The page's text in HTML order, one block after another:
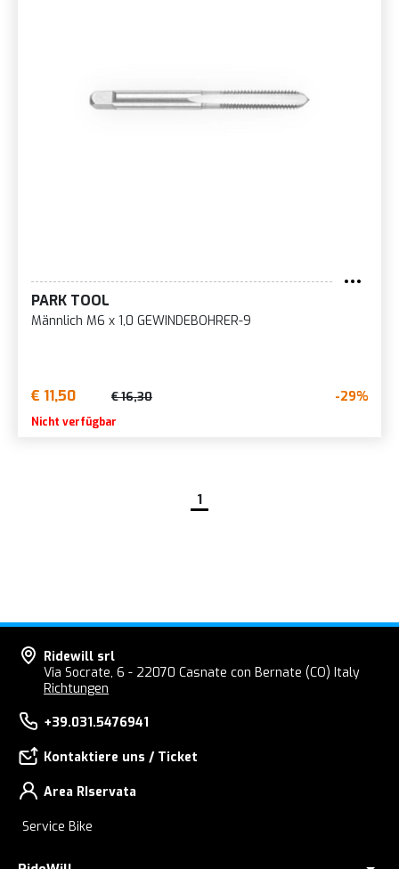
PARK TOOL
Männlich M6 x 1,0 GEWINDEBOHRER-9
€ 11,50 € 16,30 -29%
Nicht verfügbar
1
Ridewill srl
Via Socrate, 6 - 22070 Casnate con Bernate (CO) Italy
Richtungen
+39.031.5476941
Kontaktiere uns / Ticket
Area RIservata
Service Bike